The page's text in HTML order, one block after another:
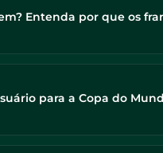
Entenda por que os
para a Copa do